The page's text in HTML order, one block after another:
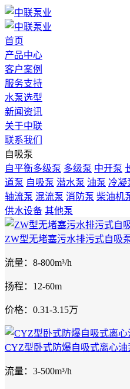
首页
产品中心
客户案例
服务支持
水泵选型
新闻资讯
关于中联
联系我们
自吸泵
自平衡多级泵 多级泵 中开泵
道泵 自吸泵 潜水泵 油泵 冷凝
轴流泵 混流泵 消防泵 柴油机
供水设备 其他泵
ZW型无堵塞污水排污式自吸
流量：8-800m³/h
扬程：12-60m
价格：0.31-3.15万
CYZ型卧式防爆自吸式离心油
流量：3-500m³/h